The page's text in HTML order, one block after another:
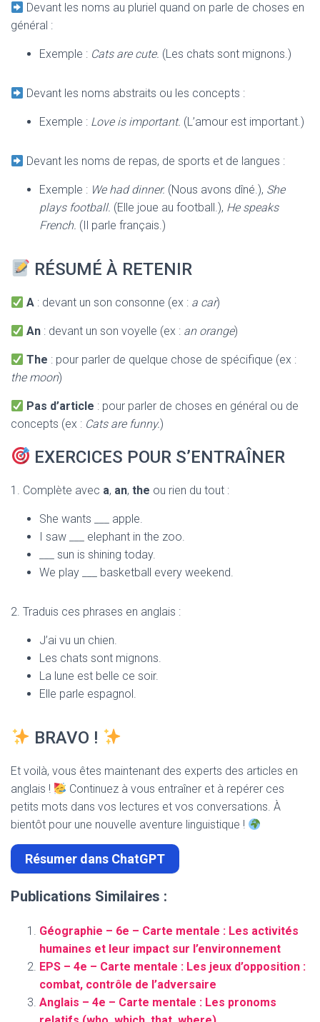
Devant les noms au pluriel quand on parle de choses en
général :
Exemple : Cats are cute. (Les chats sont mignons.)
Devant les noms abstraits ou les concepts :
Exemple : Love is important. (L’amour est important.)
Devant les noms de repas, de sports et de langues :
Exemple : We had dinner. (Nous avons dîné.), She
plays football. (Elle joue au football.), He speaks
French. (Il parle français.)
RÉSUMÉ À RETENIR
A : devant un son consonne (ex : a car)
An : devant un son voyelle (ex : an orange)
The : pour parler de quelque chose de spécifique (ex :
the moon)
Pas d’article : pour parler de choses en général ou de
concepts (ex : Cats are funny.)
EXERCICES POUR S’ENTRAÎNER
1. Complète avec a, an, the ou rien du tout :
She wants ___ apple.
I saw ___ elephant in the zoo.
___ sun is shining today.
We play ___ basketball every weekend.
2. Traduis ces phrases en anglais :
J’ai vu un chien.
Les chats sont mignons.
La lune est belle ce soir.
Elle parle espagnol.
BRAVO !
Et voilà, vous êtes maintenant des experts des articles en
anglais !
Continuez à vous entraîner et à repérer ces
petits mots dans vos lectures et vos conversations. À
bientôt pour une nouvelle aventure linguistique !
Résumer dans ChatGPT
Publications Similaires :
Géographie – 6e – Carte mentale : Les activités
humaines et leur impact sur l’environnement
EPS – 4e – Carte mentale : Les jeux d’opposition :
combat, contrôle de l’adversaire
Anglais – 4e – Carte mentale : Les pronoms